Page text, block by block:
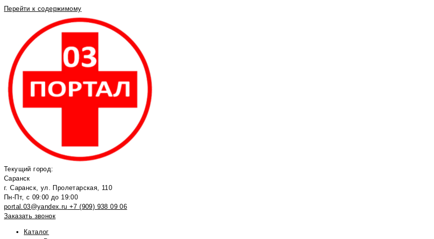
Перейти к содержимому
Текущий город:
Саранск
г. Саранск, ул. Пролетарская, 110
Пн-Пт, с 09:00 до 19:00
portal.03@yandex.ru +7 (909) 938 09 06
Заказать звонок
Каталог